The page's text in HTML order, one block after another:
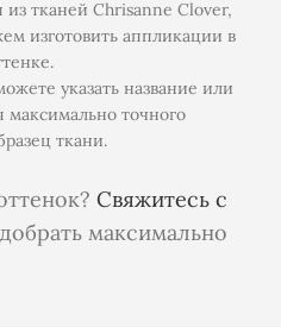
тканей Chrisanne Clover,
изготовить аппликации в
указать название или
максимально точного
ткани.
Свяжитесь с
максимально